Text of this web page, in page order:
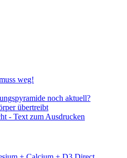
weg!
noch aktuell?
übertreibt
- Text zum Ausdrucken